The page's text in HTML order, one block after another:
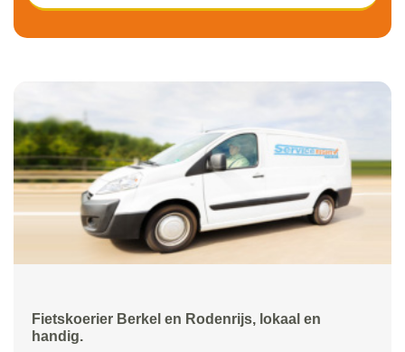
Fietskoerier Berkel en Rodenrijs, lokaal en
handig.